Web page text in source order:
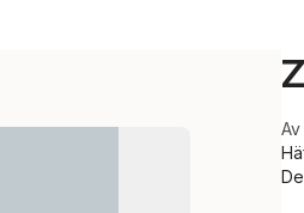
Av